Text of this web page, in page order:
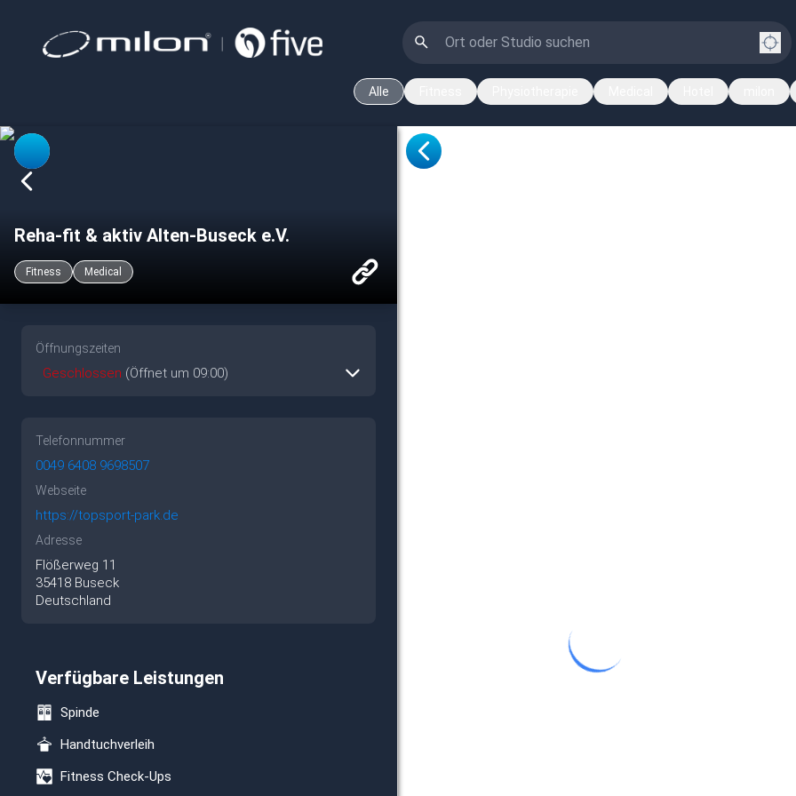
Alle
Reha-fit & aktiv Alten-Buseck e.V.
Fitness Medical
Öffnungszeiten
Geschlossen (Öffnet um 09:00)
Telefonnummer
0049 6408 9698507
Webseite
https://topsport-park.de
Adresse
Flößerweg 11
35418 Buseck
Deutschland
Verfügbare Leistungen
Spinde
Handtuchverleih
Fitness Check-Ups